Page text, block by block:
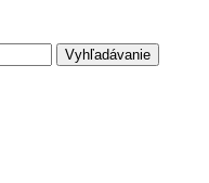
Vyhľadávanie